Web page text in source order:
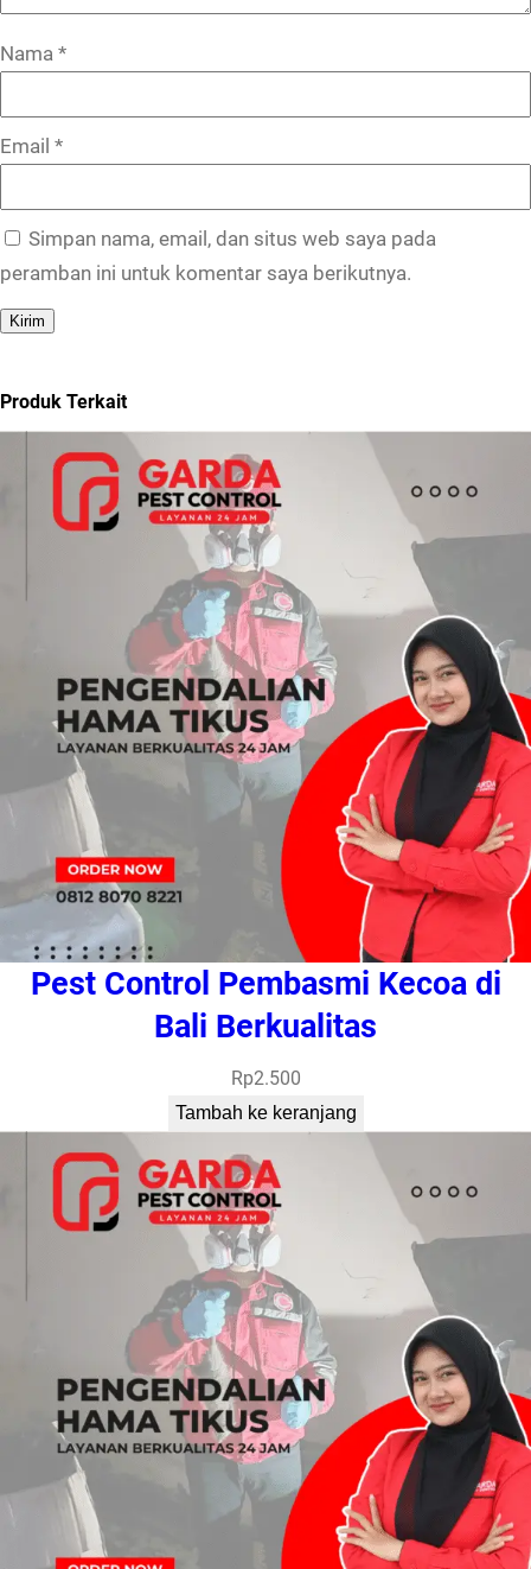
Nama *
Email *
Simpan nama, email, dan situs web saya pada
peramban ini untuk komentar saya berikutnya.
Produk Terkait
Pest Control Pembasmi Kecoa di
Bali Berkualitas
Rp2.500
Tambah ke keranjang